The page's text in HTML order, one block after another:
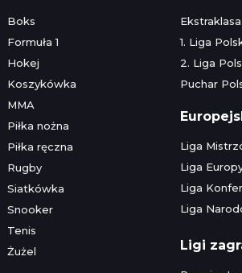
Boks
Formuła 1
Hokej
Koszykówka
MMA
Piłka nożna
Piłka ręczna
Rugby
Siatkówka
Snooker
Tenis
Żużel
Ekstraklasa
1. Liga
2. Liga
Puchar
Liga
Liga
Liga
Liga
Ligi